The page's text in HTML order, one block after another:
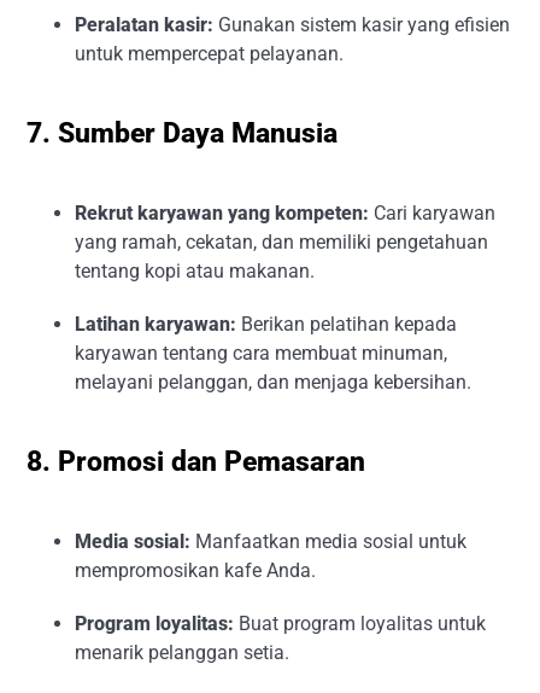
Peralatan kasir: Gunakan sistem kasir yang efisien
untuk mempercepat pelayanan.
7. Sumber Daya Manusia
Rekrut karyawan yang kompeten: Cari karyawan
yang ramah, cekatan, dan memiliki pengetahuan
tentang kopi atau makanan.
Latihan karyawan: Berikan pelatihan kepada
karyawan tentang cara membuat minuman,
melayani pelanggan, dan menjaga kebersihan.
8. Promosi dan Pemasaran
Media sosial: Manfaatkan media sosial untuk
mempromosikan kafe Anda.
Program loyalitas: Buat program loyalitas untuk
menarik pelanggan setia.